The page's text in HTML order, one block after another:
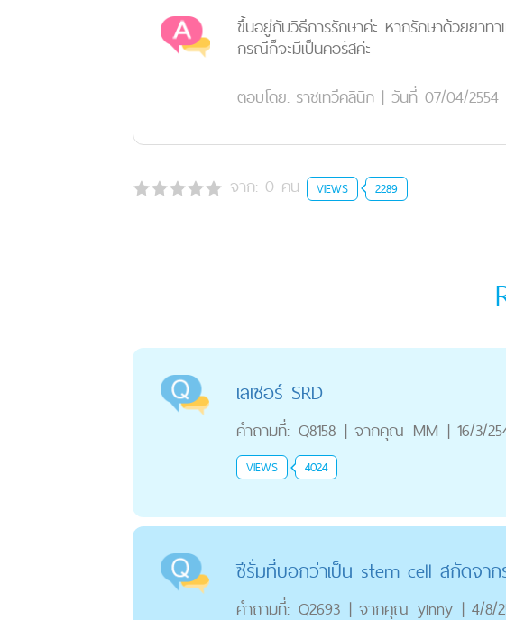
ขึ้นอยู่กับวิธีการรักษาค่ะ หากรักษาด้วยยาทาแ
กรณีก็จะมีเป็นคอร์สค่ะ
ตอบโดย: ราชเทวีคลินิก | วันที่ 07/04/2554
จาก: 0 คน VIEWS 2289
เลเซอร์ SRD
คำถามที่: Q8158 | จากคุณ MM | 16/3/
VIEWS 4024
ซีรั่มที่บอกว่าเป็น stem cell สกัดจาก
คำถามที่: Q2693 | จากคุณ yinny | 4/8/